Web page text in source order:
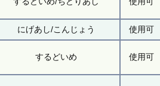
にげあし/こんじょう 使用可
するどいめ 使用可